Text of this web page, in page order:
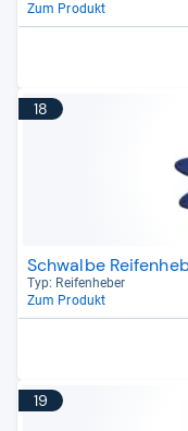
Zum Produkt
18
Schwalbe
Typ: Rei­fen­he­ber
Zum Produkt
19